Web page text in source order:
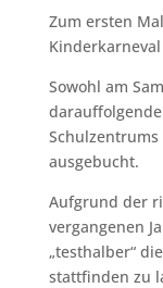
Zum ersten
Sowohl am
ausgebucht.
Aufgrund der
vergangenen
„testhalber“
stattfinden zu